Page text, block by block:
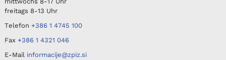
freitags 8-13 Uhr
Telefon +386 1 4745 100
Fax +386 1 4321 046
E-Mail informacije@zpiz.si